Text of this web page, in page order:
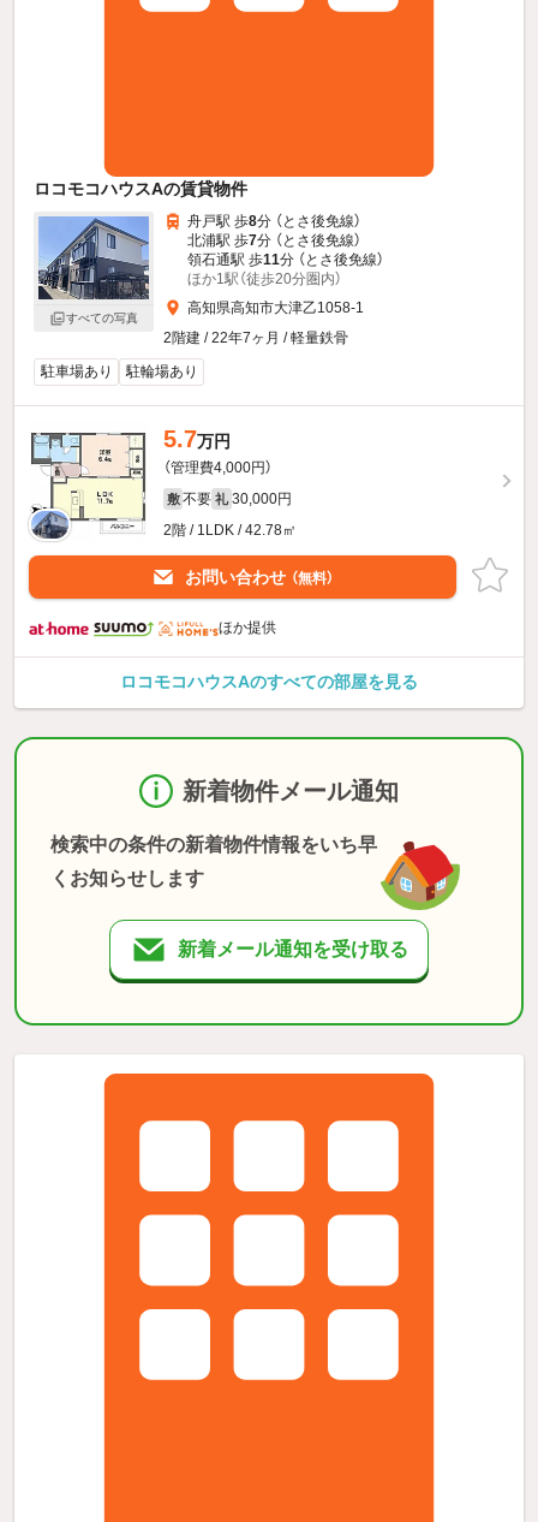
ロコモコハウスAの賃貸物件
すべての写真
舟戸駅 歩8分 （とさ後免線）
北浦駅 歩7分 （とさ後免線）
領石通駅 歩11分 （とさ後免線）
ほか1駅（徒歩20分圏内）
高知県高知市大津乙1058-1
2階建 / 22年7ヶ月 / 軽量鉄骨
駐車場あり
駐輪場あり
5.7万円
（管理費4,000円）
敷 不要 礼 30,000円
2階 / 1LDK / 42.78㎡
お問い合わせ （無料）
ほか提供
ロコモコハウスAのすべての部屋を見る
新着物件メール通知
検索中の条件の新着物件情報をいち早
くお知らせします
新着メール通知を受け取る